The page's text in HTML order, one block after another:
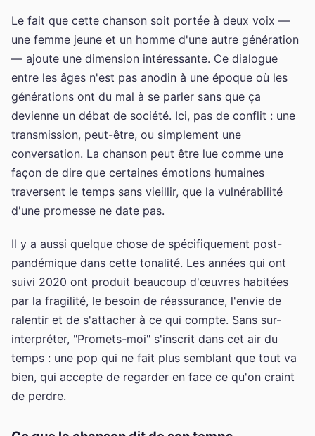
Le fait que cette chanson soit portée à deux voix —
une femme jeune et un homme d'une autre génération
— ajoute une dimension intéressante. Ce dialogue
entre les âges n'est pas anodin à une époque où les
générations ont du mal à se parler sans que ça
devienne un débat de société. Ici, pas de conflit : une
transmission, peut-être, ou simplement une
conversation. La chanson peut être lue comme une
façon de dire que certaines émotions humaines
traversent le temps sans vieillir, que la vulnérabilité
d'une promesse ne date pas.
Il y a aussi quelque chose de spécifiquement post-
pandémique dans cette tonalité. Les années qui ont
suivi 2020 ont produit beaucoup d'œuvres habitées
par la fragilité, le besoin de réassurance, l'envie de
ralentir et de s'attacher à ce qui compte. Sans sur-
interpréter, "Promets-moi" s'inscrit dans cet air du
temps : une pop qui ne fait plus semblant que tout va
bien, qui accepte de regarder en face ce qu'on craint
de perdre.